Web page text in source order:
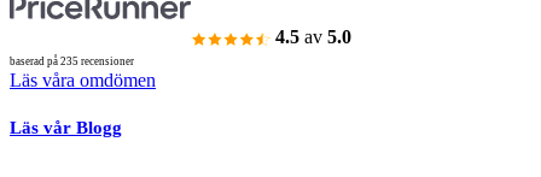
4.5 av 5.0
baserad på 235 recensioner
Läs våra omdömen
Läs vår Blogg